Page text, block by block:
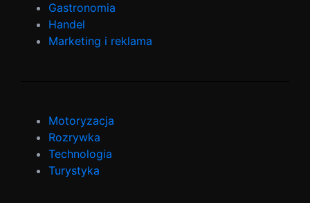
Gastronomia
Handel
Marketing i reklama
Motoryzacja
Rozrywka
Technologia
Turystyka